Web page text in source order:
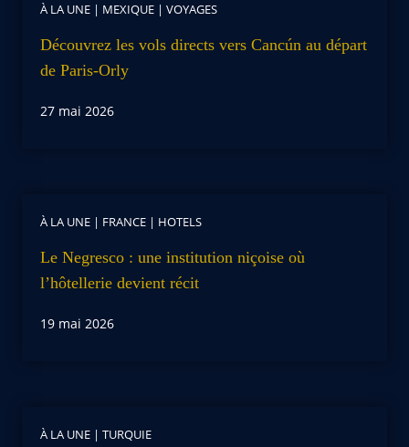
À LA UNE | MEXIQUE | VOYAGES
Découvrez les vols directs vers Cancún au départ
de Paris-Orly
27 mai 2026
À LA UNE | FRANCE | HOTELS
Le Negresco : une institution niçoise où
l’hôtellerie devient récit
19 mai 2026
À LA UNE | TURQUIE